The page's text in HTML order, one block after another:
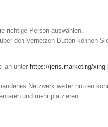
richtige Person auswählen.
den Vernetzen-Button können
an unter https://jens.marketing/
Netzwerk weiter nutzen
und mehr platzieren.